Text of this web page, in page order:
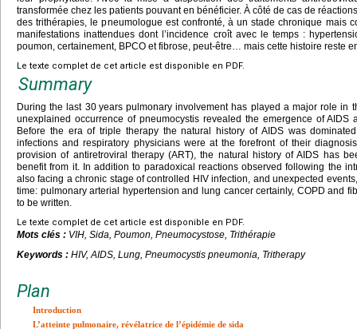
transformée chez les patients pouvant en bénéficier. À côté de cas de
des trithérapies, le pneumologue est confronté, à un stade chronique mais
manifestations inattendues dont l’incidence croît avec le temps :
poumon, certainement, BPCO et fibrose, peut-être… mais cette histoire reste
Le texte complet de cet article est disponible en PDF.
Summary
During the last 30 years pulmonary involvement has played a major role in
unexplained occurrence of pneumocystis revealed the emergence of
Before the era of triple therapy the natural history of AIDS was
infections and respiratory physicians were at the forefront of their
provision of antiretroviral therapy (ART), the natural history of AIDS has
benefit from it. In addition to paradoxical reactions observed following the
also facing a chronic stage of controlled HIV infection, and unexpected
time: pulmonary arterial hypertension and lung cancer certainly, COPD and
to be written.
Le texte complet de cet article est disponible en PDF.
Mots clés : VIH, Sida, Poumon, Pneumocystose, Trithérapie
Keywords : HIV, AIDS, Lung, Pneumocystis pneumonia, Tritherapy
Plan
Introduction
L’atteinte pulmonaire, révélatrice de l’épidémie de sida